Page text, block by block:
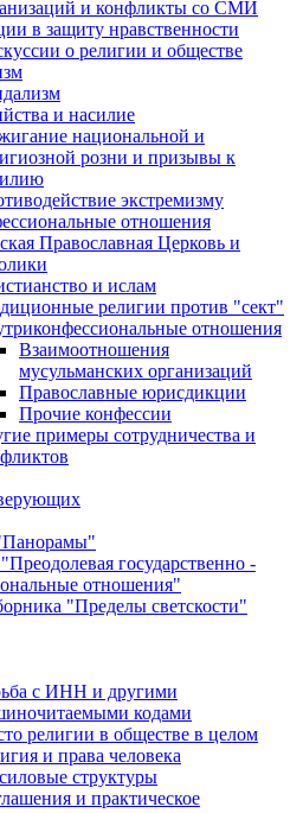
и конфликты со СМИ
в защиту нравственности
о религии и обществе
и насилие
национальной и
розни и призывы к
экстремизму
отношения
Православная Церковь и
и ислам
религии против "сект"
отношения
Взаимоотношения
мусульманских организаций
Православные юрисдикции
Прочие конфессии
примеры сотрудничества и
государственно -
отношения"
"Пределы светскости"
с ИНН и другими
кодами
религии в обществе в целом
и права человека
структуры
и практическое